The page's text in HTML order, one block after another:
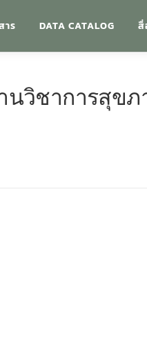
าร DATA CATALOG สื่
นวิชาการสุข